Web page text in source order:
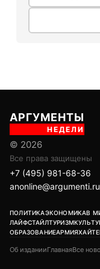
АРГУМЕНТЫ
НЕДЕЛИ
© 2026
Все права защищены
+7 (495) 981-68-36
anonline@argumenti.ru
ПОЛИТИКАЭКОНОМИКАВ
ЛАЙФСТАЙЛТУРИЗМ
ОБРАЗОВАНИЕАРМИЯ
Об изданииГлавнаяВсе